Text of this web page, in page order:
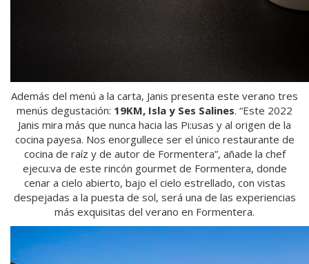
Además del menú a la carta, Janis presenta este verano tres
menús degustación: 19KM, Isla y Ses Salines. “Este 2022
Janis mira más que nunca hacia las Pi:usas y al origen de la
cocina payesa. Nos enorgullece ser el único restaurante de
cocina de raíz y de autor de Formentera”, añade la chef
ejecu:va de este rincón gourmet de Formentera, donde
cenar a cielo abierto, bajo el cielo estrellado, con vistas
despejadas a la puesta de sol, será una de las experiencias
más exquisitas del verano en Formentera.